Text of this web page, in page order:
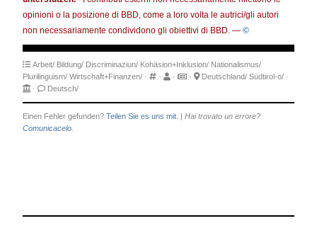
opinioni o la posizione di BBD, come a loro volta le autrici/gli autori
non necessariamente condividono gli obiettivi di BBD. — ©
Arbeit/ Bildung/ Discriminaziun/ Kohäsion+Inklusion/ Nationalismus/
Plurilinguism/ Wirtschaft+Finanzen/ · · · · Deutschland/ Südtirol-o/ ·
·
Deutsch/
Einen Fehler gefunden? Teilen Sie es uns mit.
Hai trovato un errore?
Comunicacelo.